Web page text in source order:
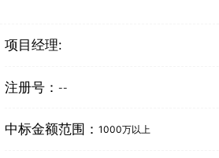
项目经理:
注册号： --
中标金额范围： 1000万以上